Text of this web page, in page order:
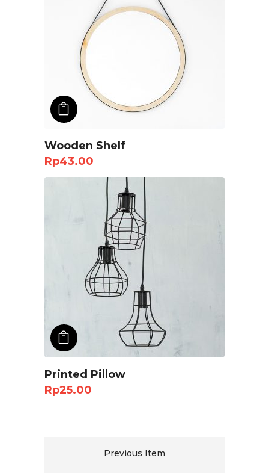
ADD TO CART
Wooden Shelf
Rp43.00
ADD TO CART
Printed Pillow
Rp25.00
Previous Item